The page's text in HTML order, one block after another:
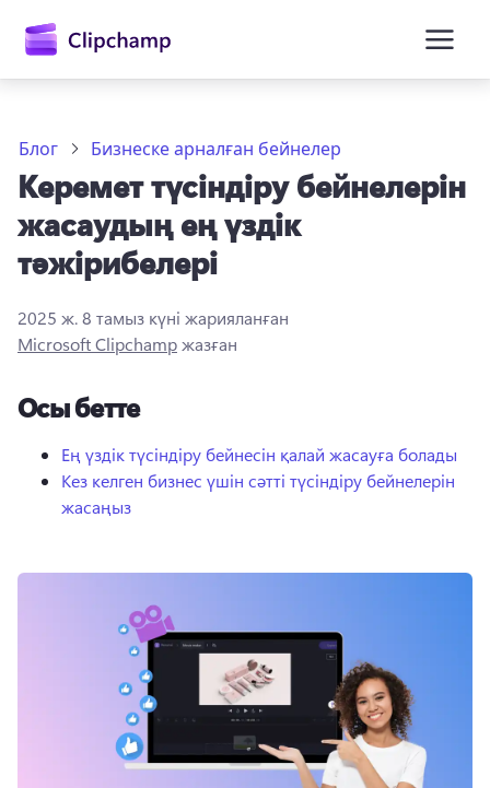
Жүйеге кіру
Блог Бизнеске арналған бейнелер
Керемет түсіндіру бейнелерін
жасаудың ең үздік
тәжірибелері
2025 ж. 8 тамыз күні жарияланған
Microsoft Clipchampжазған
Осы бетте
Ең үздік түсіндіру бейнесін қалай жасауға болады
Кез келген бизнес үшін сәтті түсіндіру бейнелерін
жасаңыз